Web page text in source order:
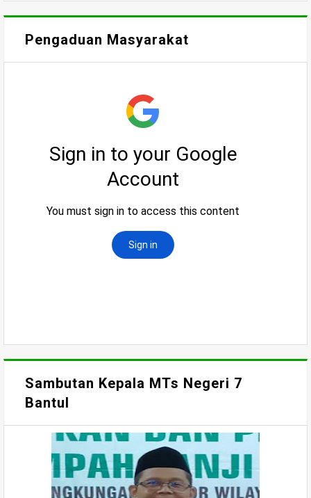
Pengaduan Masyarakat
Sambutan Kepala MTs Negeri 7
Bantul